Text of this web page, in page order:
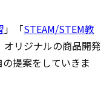
」「STEAM/STEM教
リジナルの商品開発
提案をしていきま